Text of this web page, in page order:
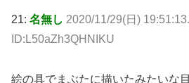
21: 名無し 2020/11/29(日)
ID:L50aZh3QHNIKU
絵の具でまぶたに描いたみたいな